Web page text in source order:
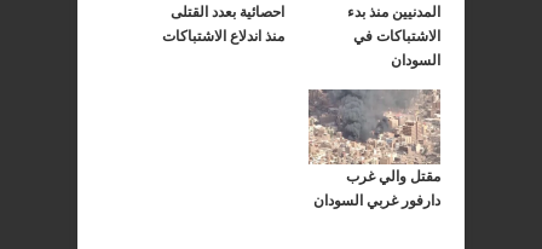
المدنيين منذ بدء
الاشتباكات في
السودان
احصائية بعدد القتلى
منذ اندلاع الاشتباكات
مقتل والي غرب
دارفور غربي السودان